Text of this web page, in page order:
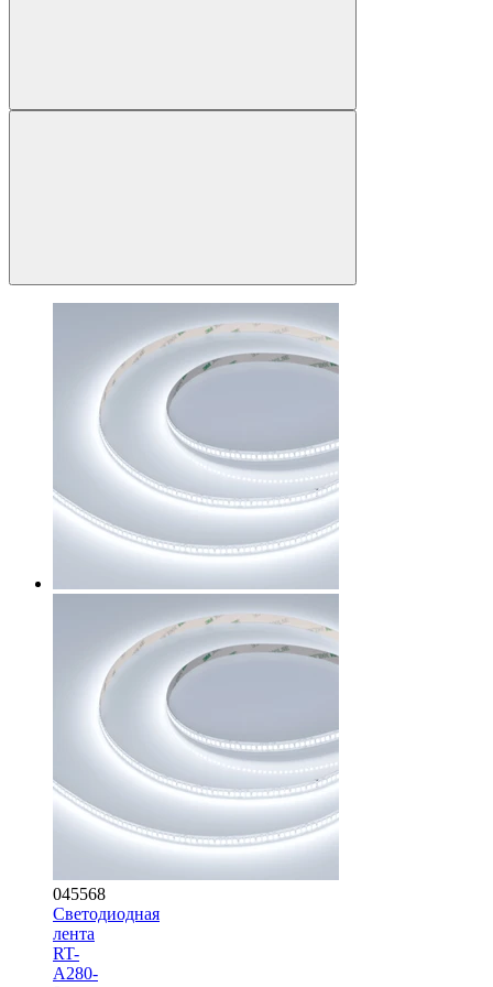
045568
Светодиодная
лента
RT-
A280-